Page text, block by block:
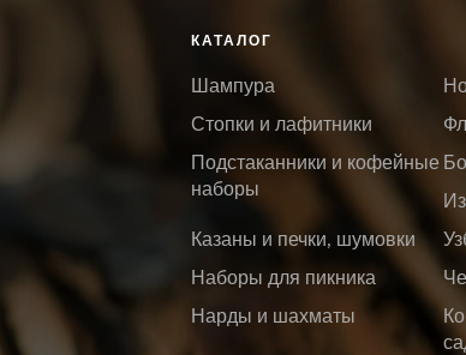
КАТАЛОГ
Шампура
Стопки и лафитники
Подстаканники и кофейные
наборы
Казаны и печки, шумовки
Наборы для пикника
Нарды и шахматы